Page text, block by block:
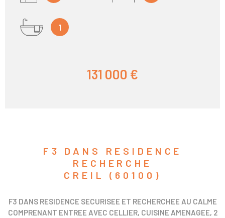
1
131 000 €
F3 DANS RESIDENCE
RECHERCHE
CREIL (60100)
F3 DANS RESIDENCE SECURISEE ET RECHERCHEE AU CALME
COMPRENANT ENTREE AVEC CELLIER, CUISINE AMENAGEE, 2